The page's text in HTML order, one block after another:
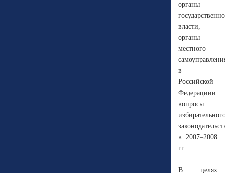
органы
власти,
органы
местного
в
Российской
Федерациии
вопросы
в 2007–2008
гг.
В целях